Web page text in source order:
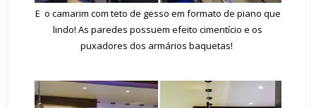
E o camarim com teto de gesso em formato de piano que
lindo! As paredes possuem efeito cimentício e os
puxadores dos armários baquetas!